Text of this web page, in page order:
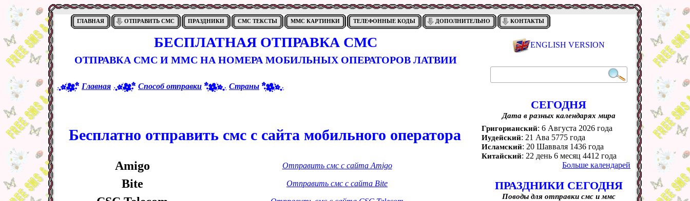
ГЛАВНАЯ ОТПРАВИТЬ СМС ПРАЗДНИКИ СМС ТЕКСТЫ ММС КАРТИНКИ ТЕЛЕФОННЫЕ КОДЫ ДОПОЛНИТЕЛЬНО КОНТАКТЫ
БЕСПЛАТНАЯ ОТПРАВКА СМС
ОТПРАВКА СМС И ММС НА НОМЕРА МОБИЛЬНЫХ ОПЕРАТОРОВ ЛАТВИИ
Главная Способ отправки Страны
Бесплатно отправить смс с сайта мобильного оператора
Amigo Отправить смс с сайта Amigo
Bite Отправить смс с сайта Bite
ENGLISH VERSION
СЕГОДНЯ
Дата в разных календарях мира
Григорианский: 6 Августа 2026 года
Иудейский: 21 Ава 5775 года
Исламский: 20 Шавваля 1436 года
Китайский: 22 день 6 месяц 4412 года
Больше календарей
ПРАЗДНИКИ СЕГОДНЯ
Поводы для отправки смс и ммс